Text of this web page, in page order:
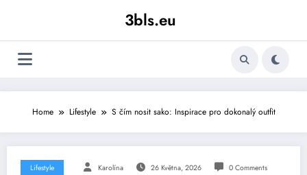
3bls.eu
Home Lifestyle S čím nosit sako: Inspirace pro dokonalý outfit
Lifestyle Karolína 26 Května, 2026 0 Comments